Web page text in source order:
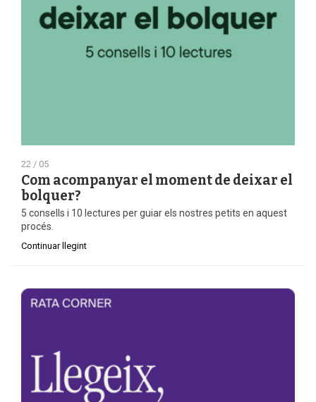
22 / 05
Com acompanyar el moment de deixar el
bolquer?
5 consells i 10 lectures per guiar els nostres petits en aquest
procés.
Continuar llegint